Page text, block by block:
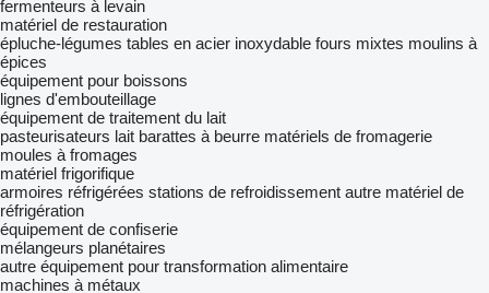
fermenteurs à levain
matériel de restauration
épluche-légumes tables en acier inoxydable fours mixtes moulins à
épices
équipement pour boissons
lignes d'embouteillage
équipement de traitement du lait
pasteurisateurs lait barattes à beurre matériels de fromagerie
moules à fromages
matériel frigorifique
armoires réfrigérées stations de refroidissement autre matériel de
réfrigération
équipement de confiserie
mélangeurs planétaires
autre équipement pour transformation alimentaire
machines à métaux